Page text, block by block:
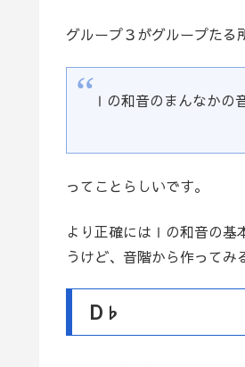
グループ３がグループたる
Ⅰの和音のまんなかの
ってことらしいです。
より正確にはⅠの和音の基
うけど、音階から作ってみ
D♭